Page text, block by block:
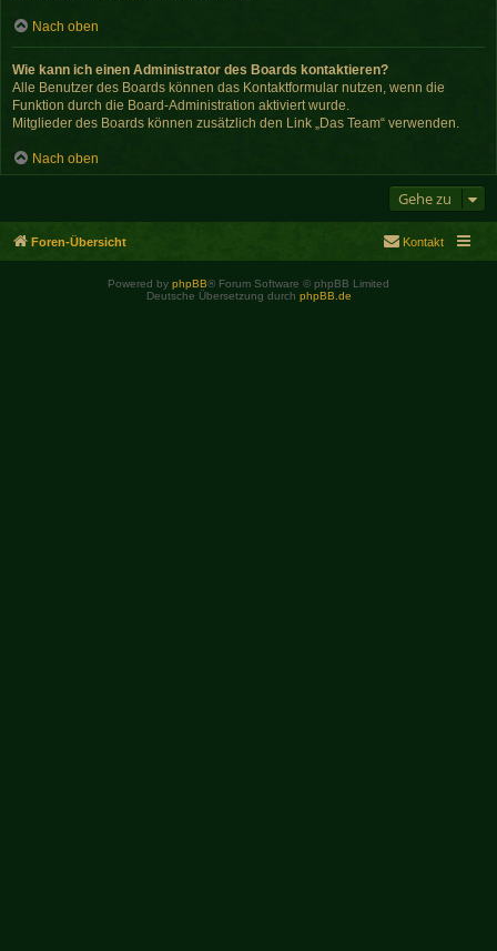
Nach oben
Wie kann ich einen Administrator des Boards kontaktieren?
Alle Benutzer des Boards können das Kontaktformular nutzen, wenn die
Funktion durch die Board-Administration aktiviert wurde.
Mitglieder des Boards können zusätzlich den Link „Das Team“ verwenden.
Nach oben
Gehe zu
Foren-Übersicht Kontakt
Powered by phpBB® Forum Software © phpBB Limited
Deutsche Übersetzung durch phpBB.de